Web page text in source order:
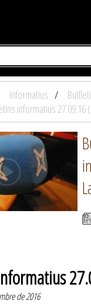
Informatius
informatius 27.09.16
de 2016